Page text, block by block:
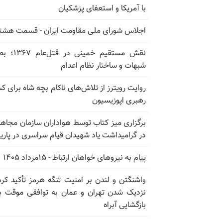
با آمریکا و استعفای پزشکیان
اجلاس شورای ملی مقاومت ایران - قسمت
نقش مستقیم خمینی
شبهات و ساختار نظام اعدام
روایت رویترز از تلاش‌های ناکام بچه شاه
رهبری اپوزیسیون
برگزاری میز کتاب توسط هواداران سازمان
در گرامیداشت یاد شهیدان قیام سراسری در
پیام به نیروهای خواهان ارتباط - ۱۵مرداد ۱۴۰۵
واشنگتن و لندن بر امنیت تنگه هرمز تأکید
نزدیک شدن تهران و عمان به توافقی موقت
بازگشایی آبراه